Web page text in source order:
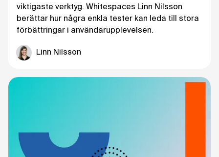
viktigaste verktyg. Whitespaces Linn Nilsson
berättar hur några enkla tester kan leda till stora
förbättringar i användarupplevelsen.
Linn Nilsson